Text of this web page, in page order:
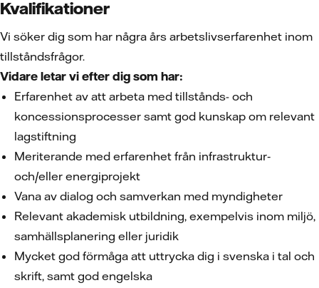
Kvalifikationer
Vi söker dig som har några års arbetslivserfarenhet inom
tillståndsfrågor.
Vidare letar vi efter dig som har:
Erfarenhet av att arbeta med tillstånds- och
koncessionsprocesser samt god kunskap om relevant
lagstiftning
Meriterande med erfarenhet från infrastruktur‑
och/eller energiprojekt
Vana av dialog och samverkan med myndigheter
Relevant akademisk utbildning, exempelvis inom miljö,
samhällsplanering eller juridik
Mycket god förmåga att uttrycka dig i svenska i tal och
skrift, samt god engelska